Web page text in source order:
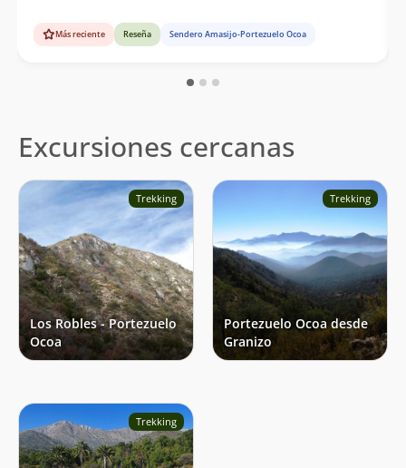
Más reciente Reseña Sendero Amasijo-Portezuelo Ocoa
Excursiones cercanas
Trekking
Los Robles - Portezuelo
Ocoa
Trekking
Portezuelo Ocoa desde
Granizo
Trekking